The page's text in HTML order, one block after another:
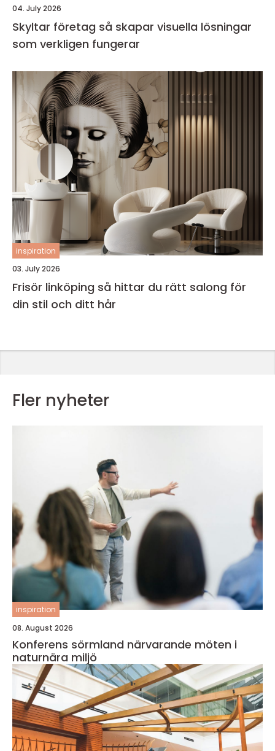
04. July 2026
Skyltar företag så skapar visuella lösningar
som verkligen fungerar
inspiration
03. July 2026
Frisör linköping så hittar du rätt salong för
din stil och ditt hår
Fler nyheter
inspiration
08. August 2026
Konferens sörmland närvarande möten i
naturnära miljö